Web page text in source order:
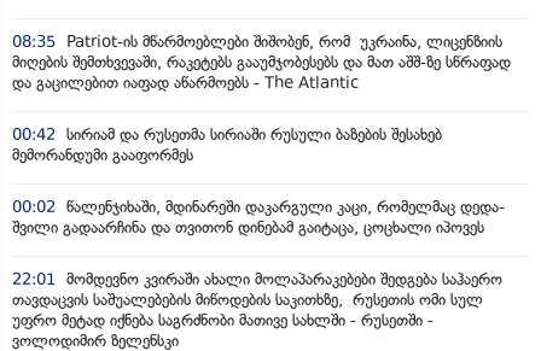
08:35
Patriot-ის მწარმოებლები შიშობენ, რომ უკრაინა, ლიცენზიის
მიღების შემთხვევაში, რაკეტებს გააუმჯობესებს და მათ აშშ-ზე სწრაფად
და გაცილებით იაფად აწარმოებს - The Atlantic
00:42
სირიამ და რუსეთმა სირიაში რუსული ბაზების შესახებ
მემორანდუმი გააფორმეს
00:02
წალენჯიხაში, მდინარეში დაკარგული კაცი, რომელმაც დედა-
შვილი გადაარჩინა და თვითონ დინებამ გაიტაცა, ცოცხალი იპოვეს
22:01
მომდევნო კვირაში ახალი მოლაპარაკებები შედგება საჰაერო
თავდაცვის საშუალებების მიწოდების საკითხზე, რუსეთის ომი სულ
უფრო მეტად იქნება საგრძნობი მათივე სახლში - რუსეთში -
ვოლოდიმირ ზელენსკი